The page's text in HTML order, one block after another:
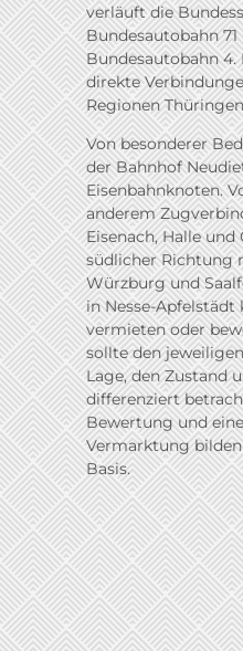
verläuft die
Bundesautobahn
Bundesautobahn 4.
direkte
Regionen
Von besonderer
der Bahnhof
Eisenbahnknoten.
anderem
Eisenach, Halle
südlicher Richtung
Würzburg und
in Nesse-Apfelstädt
vermieten oder
sollte den
Lage, den Zustand
differenziert
Bewertung und
Vermarktung
Basis.